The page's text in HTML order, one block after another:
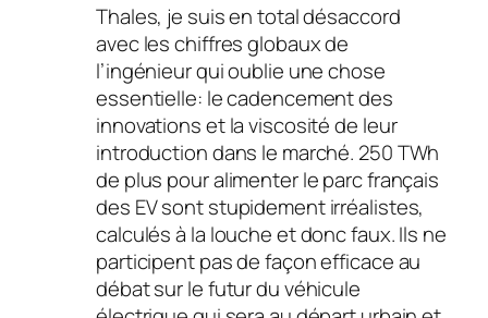
Thales, je suis en total désaccord
avec les chiffres globaux de
l’ingénieur qui oublie une chose
essentielle: le cadencement des
innovations et la viscosité de leur
introduction dans le marché. 250 TWh
de plus pour alimenter le parc français
des EV sont stupidement irréalistes,
calculés à la louche et donc faux. Ils ne
participent pas de façon efficace au
débat sur le futur du véhicule